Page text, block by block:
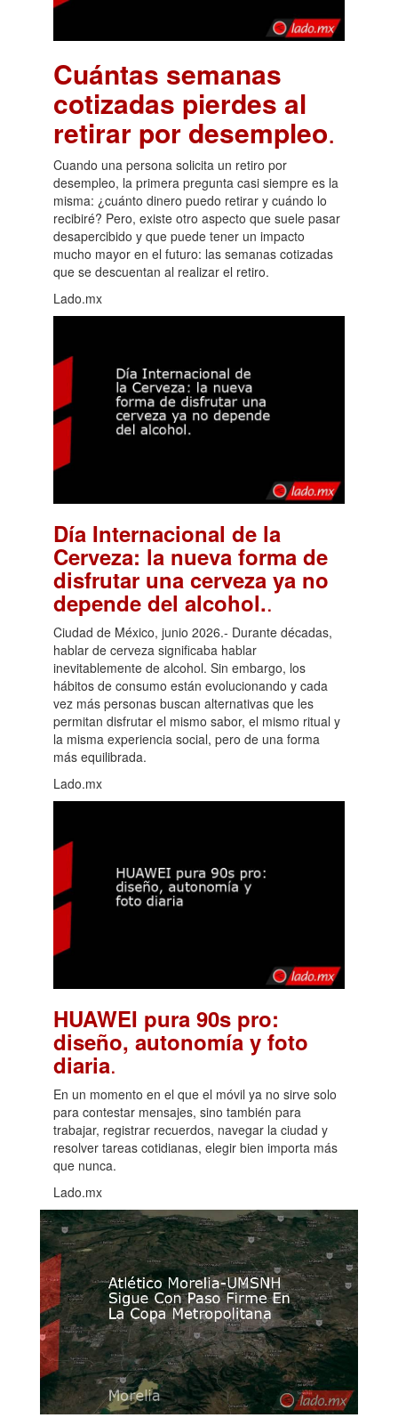
Cuántas semanas
cotizadas pierdes al
retirar por desempleo.
Cuando una persona solicita un retiro por
desempleo, la primera pregunta casi siempre es la
misma: ¿cuánto dinero puedo retirar y cuándo lo
recibiré? Pero, existe otro aspecto que suele pasar
desapercibido y que puede tener un impacto
mucho mayor en el futuro: las semanas cotizadas
que se descuentan al realizar el retiro.
Lado.mx
Día Internacional de la
Cerveza: la nueva forma de
disfrutar una cerveza ya no
depende del alcohol..
Ciudad de México, junio 2026.- Durante décadas,
hablar de cerveza significaba hablar
inevitablemente de alcohol. Sin embargo, los
hábitos de consumo están evolucionando y cada
vez más personas buscan alternativas que les
permitan disfrutar el mismo sabor, el mismo ritual y
la misma experiencia social, pero de una forma
más equilibrada.
Lado.mx
HUAWEI pura 90s pro:
diseño, autonomía y foto
diaria.
En un momento en el que el móvil ya no sirve solo
para contestar mensajes, sino también para
trabajar, registrar recuerdos, navegar la ciudad y
resolver tareas cotidianas, elegir bien importa más
que nunca.
Lado.mx